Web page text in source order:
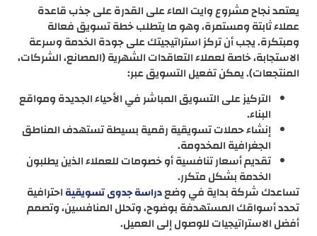
يعتمد نجاح مشروع وايت الماء على القدرة على جذب قاعدة
عملاء ثابتة ومستمرة، وهو ما يتطلب خطة تسويق فعالة
ومبتكرة. يجب أن تركز استراتيجيتك على جودة الخدمة وسرعة
الاستجابة، خاصة لعملاء التعاقدات الشهرية (المصانع، الشركات،
المنتجعات). يمكن تفعيل التسويق عبر:
التركيز على التسويق المباشر في الأحياء الجديدة ومواقع
البناء.
إنشاء حملات تسويقية رقمية بسيطة تستهدف المناطق
الجغرافية المخدومة.
تقديم أسعار تنافسية أو خصومات للعملاء الذين يطلبون
الخدمة بشكل متكرر.
تساعدك شركة بداية في وضعدراسة جدوى تسويقيةاحترافية
تحدد أسواقك المستهدفة بوضوح، وتحلل المنافسين، وتصمم
أفضل الاستراتيجيات للوصول إلى العميل.